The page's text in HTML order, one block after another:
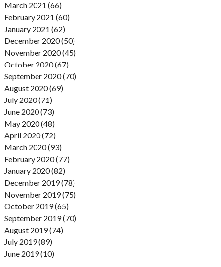
March 2021 (66)
February 2021 (60)
January 2021 (62)
December 2020 (50)
November 2020 (45)
October 2020 (67)
September 2020 (70)
August 2020 (69)
July 2020 (71)
June 2020 (73)
May 2020 (48)
April 2020 (72)
March 2020 (93)
February 2020 (77)
January 2020 (82)
December 2019 (78)
November 2019 (75)
October 2019 (65)
September 2019 (70)
August 2019 (74)
July 2019 (89)
June 2019 (10)